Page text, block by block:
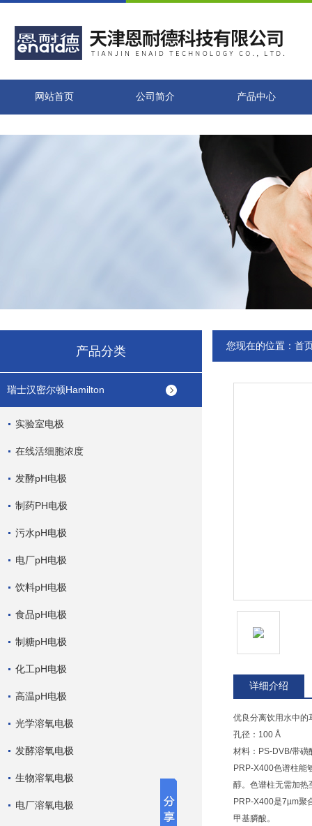
网站首页 公司简介 产品中心
产品分类
瑞士汉密尔顿Hamilton
实验室电极
在线活细胞浓度
发酵pH电极
制药PH电极
污水pH电极
电厂pH电极
饮料pH电极
食品pH电极
制糖pH电极
化工pH电极
高温pH电极
光学溶氧电极
发酵溶氧电极
生物溶氧电极
电厂溶氧电极
您现在的位置： 首
详细介绍
优良分离饮用水中的
孔径：100 Å
材料：PS-DVB/带磺
PRP-X400色谱柱能
醇。色谱柱无需加热
PRP-X400是7µm聚
甲基膦酸。